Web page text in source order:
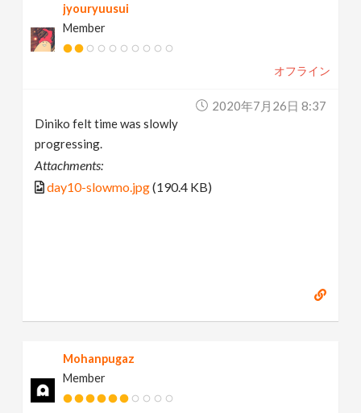
jyouryuusui
Member
オフライン
2020年7月26日 8:37
Diniko felt time was slowly
progressing.
Attachments:
day10-slowmo.jpg(190.4 KB)
Mohanpugaz
Member